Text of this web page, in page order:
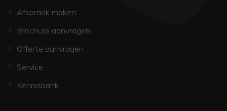
Afspraak maken
Brochure aanvragen
Offerte aanvragen
Service
Kennisbank